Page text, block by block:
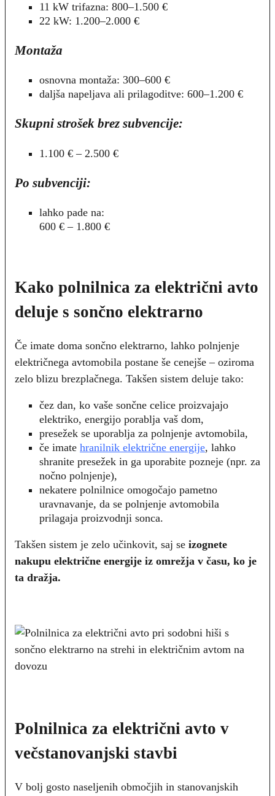
11 kW trifazna: 800–1.500 €
22 kW: 1.200–2.000 €
Montaža
osnovna montaža: 300–600 €
daljša napeljava ali prilagoditve: 600–1.200 €
Skupni strošek brez subvencije:
1.100 € – 2.500 €
Po subvenciji:
lahko pade na:
600 € – 1.800 €
Kako polnilnica za električni avto
deluje s sončno elektrarno
Če imate doma sončno elektrarno, lahko polnjenje
električnega avtomobila postane še cenejše – oziroma
zelo blizu brezplačnega. Takšen sistem deluje tako:
čez dan, ko vaše sončne celice proizvajajo
elektriko, energijo porablja vaš dom,
presežek se uporablja za polnjenje avtomobila,
če imate hranilnik električne energije, lahko
shranite presežek in ga uporabite pozneje (npr. za
nočno polnjenje),
nekatere polnilnice omogočajo pametno
uravnavanje, da se polnjenje avtomobila
prilagaja proizvodnji sonca.
Takšen sistem je zelo učinkovit, saj se izognete
nakupu električne energije iz omrežja v času, ko je
ta dražja.
Polnilnica za električni avto v
večstanovanjski stavbi
V bolj gosto naseljenih območjih in stanovanjskih